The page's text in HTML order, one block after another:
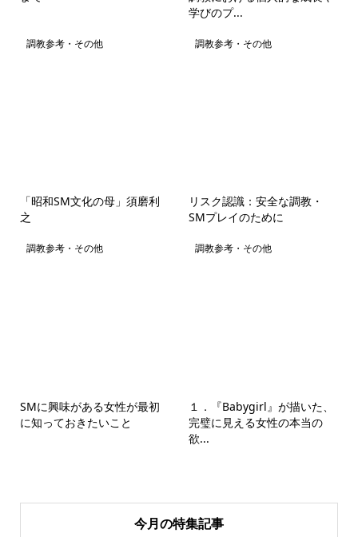
学びのプ...
調教参考・その他
「昭和SM文化の母」須磨利
之
調教参考・その他
リスク認識：安全な調教・
SMプレイのために
調教参考・その他
SMに興味がある女性が最初
に知っておきたいこと
調教参考・その他
１．『Babygirl』が描いた、
完璧に見える女性の本当の
欲...
今月の特集記事